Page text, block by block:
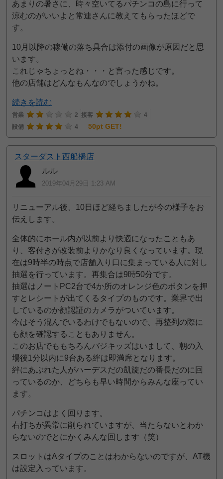
あまりの暑さに、時々空いてるパチンコの島に行って
涼むのがいいよと常連さんに教えてもらったほどで
す。
10月以降の稼働の落ち具合は添付の画像が原因だと思
います。
これじゃちょっとね・・・と言った感じです。
他の店舗はどんなもんなのでしょうかね。
続きを読む
営業 2 接客
4
設備
4 50pt GET!
スターダスト西船橋店
ルル
2019年04月29日 1:23 AM
リニューアル後、10日ほど経ちましたが今の様子をお
伝えします。
全体的にホール内が以前より快適になったこともあ
り、客付きが改装前よりかなり良くなっています。現
在は9時半の時点で店舗入り口に集まっている人に対し
抽選を行っています。再集合は9時50分です。
抽選はノートPC2台で4か所のオレンジ色のボタンを押
すとレシートが出てくるタイプのものです。業界で出
しているのか顔認証のカメラがついています。
今はそう混んでいるわけでもないので、再整列の際に
も顔を確認することもありません。
このお店でももちろんバジキッズはいまして、朝の入
場後1分以内に9台ある絆は即満席となります。
絆にあぶれた人がハーデスだの凱旋だの番長だのに回
っているのか、どちらも早い時間からみんな座ってい
ます。
パチンコはよく回ります。
右打ちが異常に削られていますが、当たらないとわか
らないのでとにかくみんな回します（笑）
スロットはAタイプのことはわからないのですが、AT機
は設定入っています。